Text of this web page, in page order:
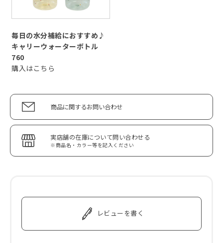
毎日の水分補給におすすめ♪
キャリーウォーターボトル
760
購入はこちら
商品に関するお問い合わせ
実店舗の在庫について問い合わせる
※商品名・カラー等を記入ください
レビューを書く